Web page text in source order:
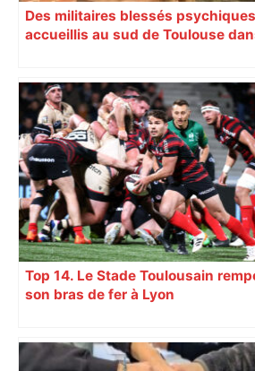
Des militaires blessés psychiques
accueillis au sud de Toulouse
Top 14. Le Stade Toulousain
son bras de fer à Lyon